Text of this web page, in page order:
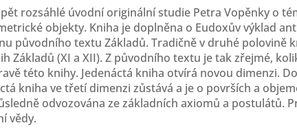
rozsáhlé úvodní originální studie Petra Vopěnky o
objekty. Kniha je doplněna o Eudoxův výklad
původního textu Základů. Tradičně v druhé
Základů (XI a XII). Z původního textu je tak zřejmé,
této knihy. Jedenáctá kniha otvírá novou dimenzi.
kniha ve třetí dimenzi zůstává a je o površích a
odvozována ze základních axiomů a
vědy.